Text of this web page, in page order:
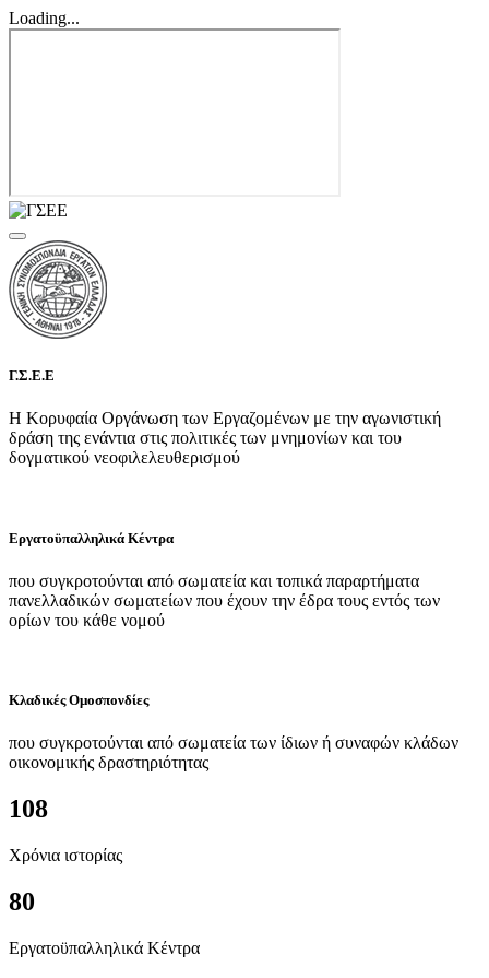
Loading...
Γ.Σ.Ε.Ε
Η Κορυφαία Οργάνωση των Εργαζομένων με την αγωνιστική
δράση της ενάντια στις πολιτικές των μνημονίων και του
δογματικού νεοφιλελευθερισμού
Εργατοϋπαλληλικά Κέντρα
που συγκροτούνται από σωματεία και τοπικά παραρτήματα
πανελλαδικών σωματείων που έχουν την έδρα τους εντός των
ορίων του κάθε νομού
Κλαδικές Ομοσπονδίες
που συγκροτούνται από σωματεία των ίδιων ή συναφών κλάδων
οικονομικής δραστηριότητας
108
Χρόνια ιστορίας
80
Εργατοϋπαλληλικά Κέντρα